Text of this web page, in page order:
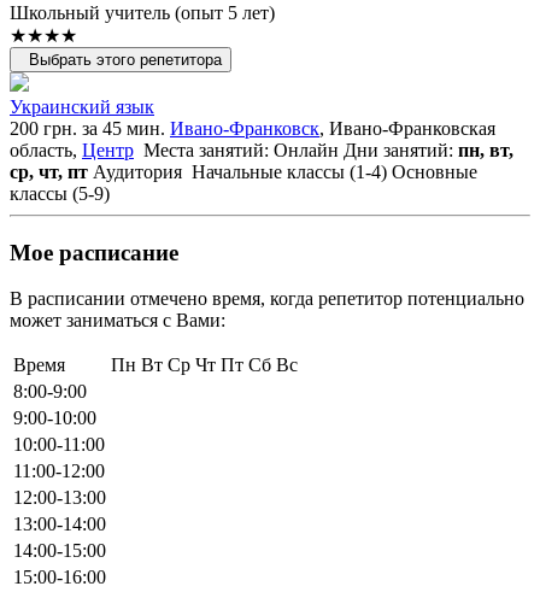
Школьный учитель (опыт 5 лет)
★★★★
Выбрать этого репетитора
Украинский язык
200 грн. за 45 мин. Ивано-Франковск, Ивано-Франковская
область, Центр Места занятий: Онлайн Дни занятий: пн, вт,
ср, чт, пт Аудитория Начальные классы (1-4) Основные
классы (5-9)
Мое расписание
В расписании отмечено время, когда репетитор потенциально
может заниматься с Вами:
Время Пн Вт Ср Чт Пт Сб Вс
8:00-9:00
9:00-10:00
10:00-11:00
11:00-12:00
12:00-13:00
13:00-14:00
14:00-15:00
15:00-16:00